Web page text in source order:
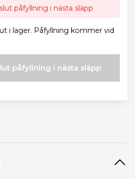
påfyllning i nästa släpp
i lager. Påfyllning kommer vid
påfyllning i nästa släpp